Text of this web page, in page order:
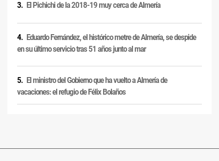
El Pichichi de la 2018-19 muy cerca de Almería
Eduardo Fernández, el histórico metre de Almería, se despide
en su último servicio tras 51 años junto al mar
El ministro del Gobierno que ha vuelto a Almería de
vacaciones: el refugio de Félix Bolaños